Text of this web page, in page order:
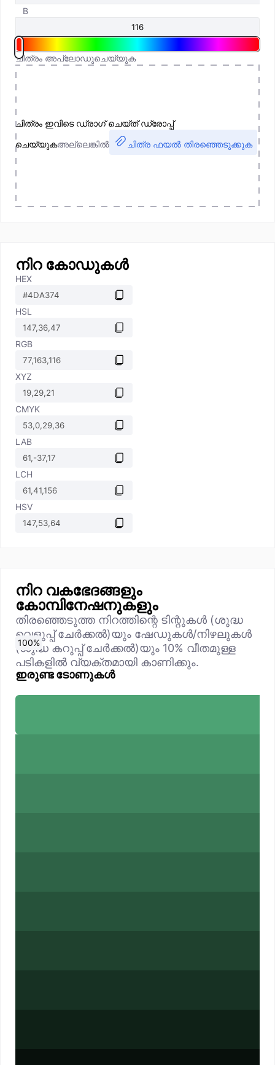
B
ചിത്രം അപ്‌ലോഡുചെയ്യുക
ചിത്രം ഇവിടെ ഡ്രാഗ് ചെയ്ത് ഡ്രോപ്പ്
ചെയ്യുകഅല്ലെങ്കിൽ ചിത്ര ഫയൽ തിരഞ്ഞെടുക്കുക
നിറ കോഡുകൾ
HEX
HSL
RGB
XYZ
CMYK
LAB
LCH
HSV
നിറ വകഭേദങ്ങളും
കോമ്പിനേഷനുകളും
തിരഞ്ഞെടുത്ത നിറത്തിന്റെ ടിന്റുകൾ (ശുദ്ധ
വെളുപ്പ് ചേർക്കൽ)യും ഷേഡുകൾ/നിഴലുകൾ
(ശുദ്ധ കറുപ്പ് ചേർക്കൽ)യും 10% വീതമുള്ള
പടികളിൽ വ്യക്തമായി കാണിക്കും.
ഇരുണ്ട ടോണുകൾ
0%
10%
20%
30%
40%
50%
60%
70%
80%
90%
100%